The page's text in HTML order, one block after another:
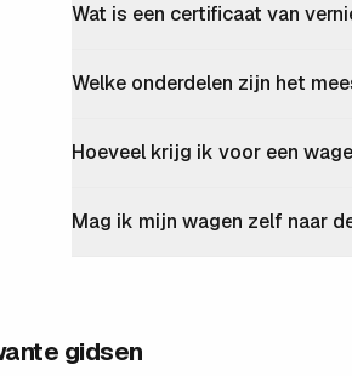
Wat is een certificaat van
Welke onderdelen zijn het
Hoeveel krijg ik voor een
Mag ik mijn wagen zelf naar
gidsen